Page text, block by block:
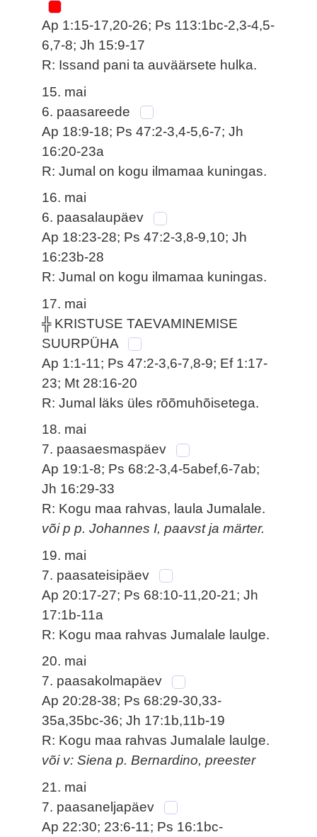
Ap 1:15-17,20-26; Ps 113:1bc-2,3-4,5-
6,7-8; Jh 15:9-17
R: Issand pani ta auväärsete hulka.
15. mai
6. paasareede
Ap 18:9-18; Ps 47:2-3,4-5,6-7; Jh
16:20-23a
R: Jumal on kogu ilmamaa kuningas.
16. mai
6. paasalaupäev
Ap 18:23-28; Ps 47:2-3,8-9,10; Jh
16:23b-28
R: Jumal on kogu ilmamaa kuningas.
17. mai
╬ KRISTUSE TAEVAMINEMISE
SUURPÜHA
Ap 1:1-11; Ps 47:2-3,6-7,8-9; Ef 1:17-
23; Mt 28:16-20
R: Jumal läks üles rõõmuhõisetega.
18. mai
7. paasaesmaspäev
Ap 19:1-8; Ps 68:2-3,4-5abef,6-7ab;
Jh 16:29-33
R: Kogu maa rahvas, laula Jumalale.
või p p. Johannes I, paavst ja märter.
19. mai
7. paasateisipäev
Ap 20:17-27; Ps 68:10-11,20-21; Jh
17:1b-11a
R: Kogu maa rahvas Jumalale laulge.
20. mai
7. paasakolmapäev
Ap 20:28-38; Ps 68:29-30,33-
35a,35bc-36; Jh 17:1b,11b-19
R: Kogu maa rahvas Jumalale laulge.
või v: Siena p. Bernardino, preester
21. mai
7. paasaneljapäev
Ap 22:30; 23:6-11; Ps 16:1bc-